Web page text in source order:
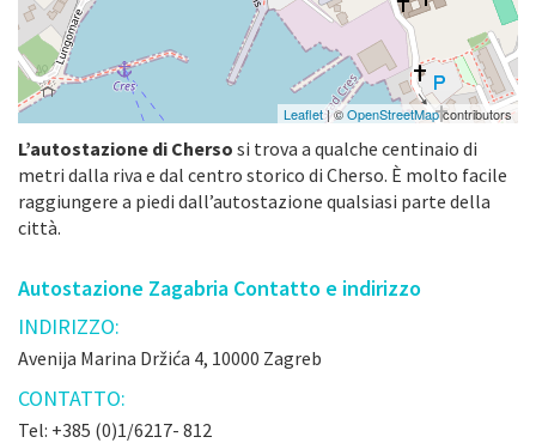
Leaflet| ©OpenStreetMapcontributors
L’autostazione di Cherso si trova a qualche centinaio di
metri dalla riva e dal centro storico di Cherso. È molto facile
raggiungere a piedi dall’autostazione qualsiasi parte della
città.
Autostazione Zagabria Contatto e indirizzo
INDIRIZZO:
Avenija Marina Držića 4, 10000 Zagreb
CONTATTO:
Tel: +385 (0)1/6217- 812